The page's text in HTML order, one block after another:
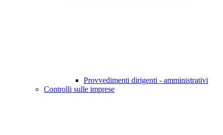
Provvedimenti dirigenti - amministrativi
Controlli sulle imprese